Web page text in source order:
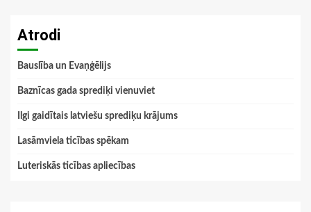
Atrodi
Bauslība un Evaņģēlijs
Baznīcas gada sprediķi vienuviet
Ilgi gaidītais latviešu sprediķu krājums
Lasāmviela ticības spēkam
Luteriskās ticības apliecības